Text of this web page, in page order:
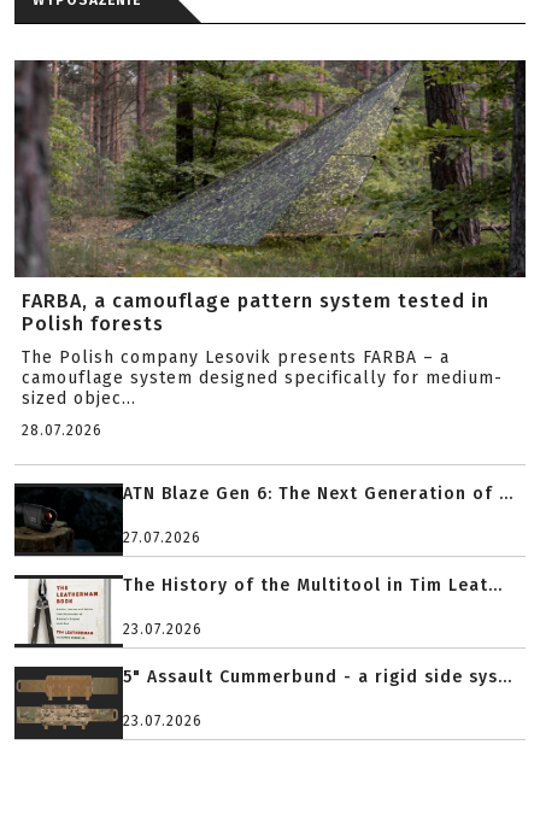
FARBA, a camouflage pattern system tested in
Polish forests
The Polish company Lesovik presents FARBA – a
camouflage system designed specifically for medium-
sized objec...
28.07.2026
ATN Blaze Gen 6: The Next Generation of ...
27.07.2026
The History of the Multitool in Tim Leat...
23.07.2026
5" Assault Cummerbund - a rigid side sys...
23.07.2026